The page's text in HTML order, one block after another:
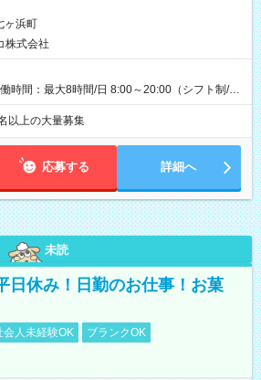
月
モデルイメージ＞ ■月収50万
東区在住)※元建築関係 1日150個配達×25日勤務
ヶ浜町
株式会社
時間：最大8時間/日 8:00～20:00（シフト制/実
日勤務（場所次第では週4も有り） ※配達状況
での勤務可能性有り ※案件により多少の前後あ
以上の大量募集
応募する 詳細へ
未読
日休み！日勤のお仕事！お菓
会人未経験OK
ブランクOK